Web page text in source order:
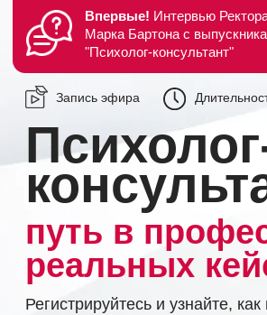
Психолог-
консультант:
путь в профессию на
реальных кейсах
Регистрируйтесь и узнайте, как шаг за шагом с
нуля построить частную практику и
реализоваться в профессии на примерах
выпускников МИПИП.
Впервые!Интервью Ректора МИПИП —
Марка Бартона с выпускниками программы
"Психолог-консультант"